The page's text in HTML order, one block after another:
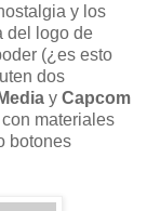
y los
del logo de
(¿es esto
dos
y Capcom
materiales
botones